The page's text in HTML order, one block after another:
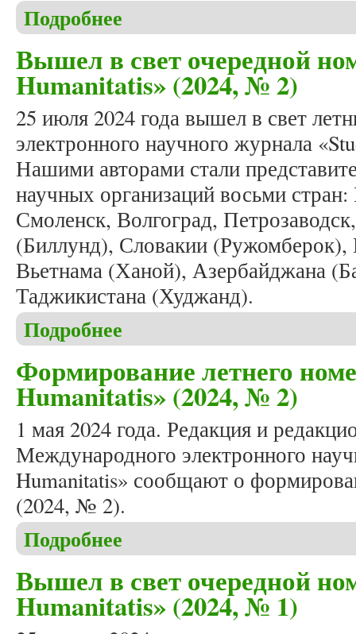
Подробнее
Вышел в свет очередной
Humanitatis» (2024, № 2)
25 июля 2024 года вышел в свет
электронного научного журнала
Нашими авторами стали
научных организаций восьми
Смоленск, Волгоград,
(Биллунд), Словакии
Вьетнама (Ханой), Азербайджана
Таджикистана (Худжанд).
Подробнее
Формирование летнего
Humanitatis» (2024, № 2)
1 мая 2024 года. Редакция и
Международного электронного
Humanitatis» сообщают о
(2024, № 2).
Подробнее
Вышел в свет очередной
Humanitatis» (2024, № 1)